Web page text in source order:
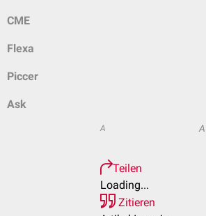
CME
Flexa
Piccer
Ask
A A
Teilen
Loading...
Zitieren